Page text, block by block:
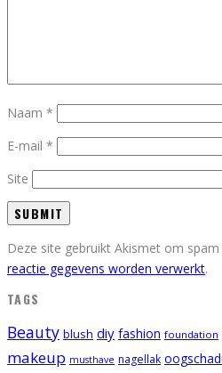
Naam *
E-mail *
Site
Deze site gebruikt Akismet om
reactie gegevens worden verwerkt.
TAGS
Beauty blush diy fashion foundation
makeup musthave nagellak